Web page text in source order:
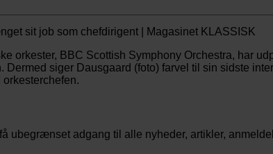
orkester, BBC Scottish Symphony Orchestra, har
siger Dausgaard (foto) farvel til sin sidste
ubegrænset adgang til alle nyheder, artikler,